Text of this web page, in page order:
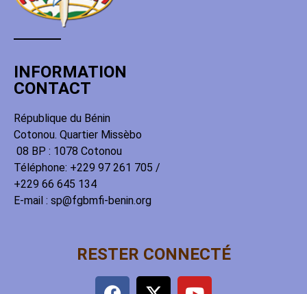
INFORMATION
CONTACT
République du Bénin
Cotonou. Quartier Missèbo
08 BP : 1078 Cotonou
Téléphone: +229 97 261 705 /
+229 66 645 134
E-mail : sp@fgbmfi-benin.org
RESTER CONNECTÉ